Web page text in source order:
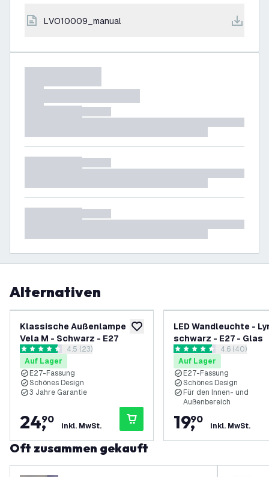
LVO10009_manual
Alternativen
zur Wunschliste hinzufügen
Klassische Außenlampe
Vela M - Schwarz - E27
Bewertungsbereich öffnen
4.5 Bewertungssterne
4.5 (23)
Auf Lager
E27-Fassung
Schönes Design
3 Jahre Garantie
24,
90
inkl. MwSt.
LED Wandleuchte -
schwarz - E27 - Glas
4.6 Bewertungssterne
4.6 (40)
Auf Lager
E27-Fassung
Schönes Design
Für den Innen- und
Außenbereich
19,
90
inkl. MwSt.
Oft zusammen gekauft